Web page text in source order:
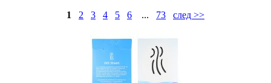
1
2 3 4 5 6 ... 73 след >>